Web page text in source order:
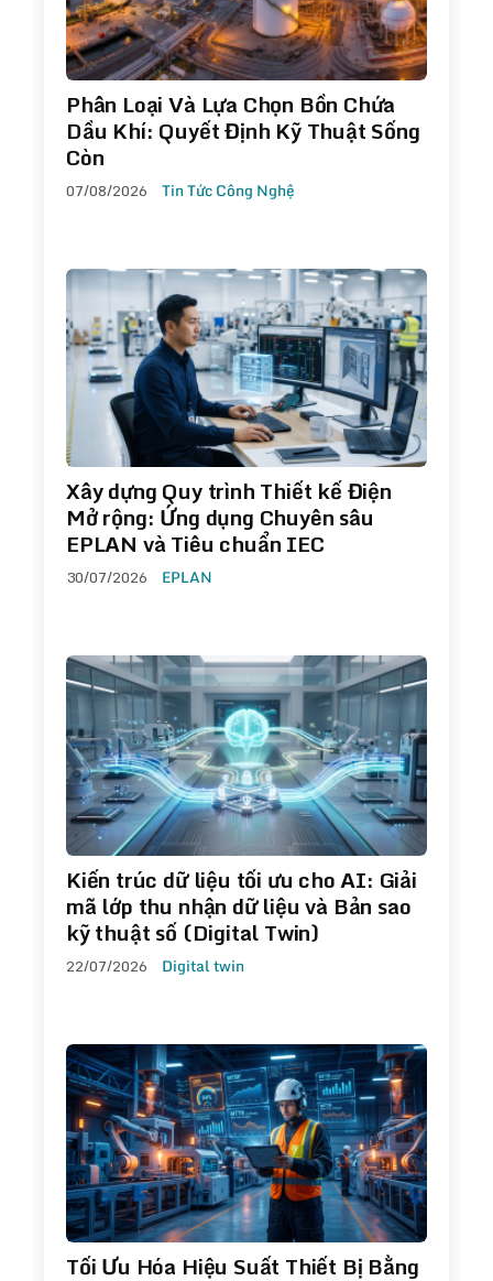
Phân Loại Và Lựa Chọn Bồn Chứa
Dầu Khí: Quyết Định Kỹ Thuật Sống
Còn
07/08/2026 Tin Tức Công Nghệ
Xây dựng Quy trình Thiết kế Điện
Mở rộng: Ứng dụng Chuyên sâu
EPLAN và Tiêu chuẩn IEC
30/07/2026 EPLAN
Kiến trúc dữ liệu tối ưu cho AI: Giải
mã lớp thu nhận dữ liệu và Bản sao
kỹ thuật số (Digital Twin)
22/07/2026 Digital twin
Tối Ưu Hóa Hiệu Suất Thiết Bị Bằng